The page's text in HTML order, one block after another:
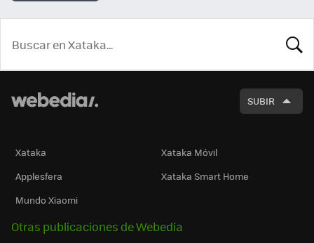
SUBIR
Xataka
Xataka Móvil
Applesfera
Xataka Smart Home
Mundo Xiaomi
Otras publicaciones de Webedia